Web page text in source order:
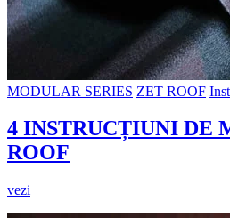
MODULAR SERIES ZET ROOF
4 INSTRUCȚIUNI DE
ROOF
vezi